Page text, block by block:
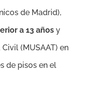
de Madrid),
a 13 años y
(MUSAAT) en
de pisos en el